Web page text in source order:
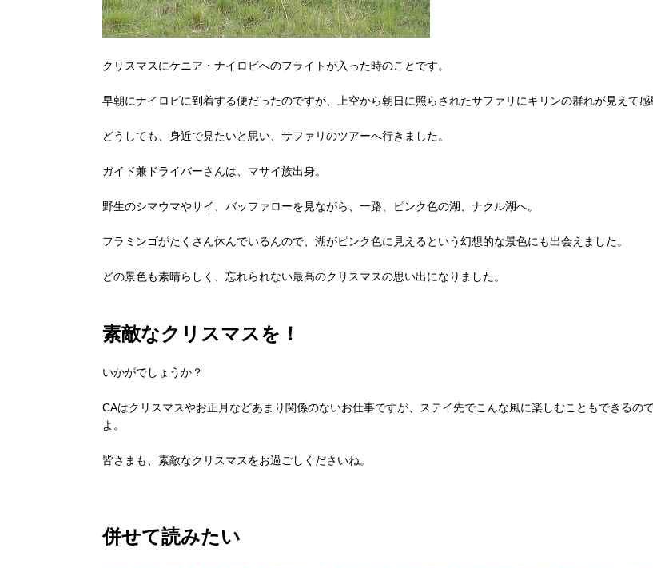
クリスマスにケニア・ナイロビへのフライトが入った時のことです。
早朝にナイロビに到着する便だったのですが、上空から朝日に照らされたサファリにキリンの群れが見えて感
どうしても、身近で見たいと思い、サファリのツアーへ行きました。
ガイド兼ドライバーさんは、マサイ族出身。
野生のシマウマやサイ、バッファローを見ながら、一路、ピンク色の湖、ナクル湖へ。
フラミンゴがたくさん休んでいるんので、湖がピンク色に見えるという幻想的な景色にも出会えました。
どの景色も素晴らしく、忘れられない最高のクリスマスの思い出になりました。
素敵なクリスマスを！
いかがでしょうか？
CAはクリスマスやお正月などあまり関係のないお仕事ですが、ステイ先でこんな風に楽しむこともできるの
よ。
皆さまも、素敵なクリスマスをお過ごしくださいね。
併せて読みたい